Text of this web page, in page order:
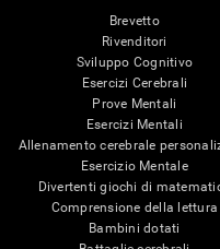
Brevetto
Rivenditori
Sviluppo Cognitivo
Esercizi Cerebrali
Prove Mentali
Esercizi Mentali
Allenamento cerebrale
Esercizio Mentale
Divertenti giochi di
Comprensione della lettura
Bambini dotati